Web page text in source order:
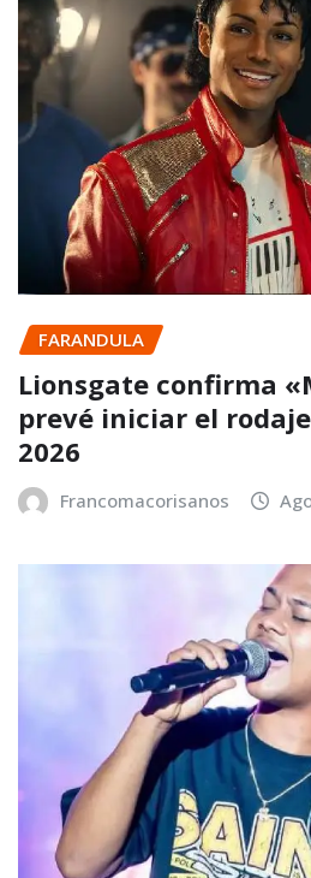
FARANDULA
Lionsgate confirma
prevé iniciar el
2026
Francomacorisanos